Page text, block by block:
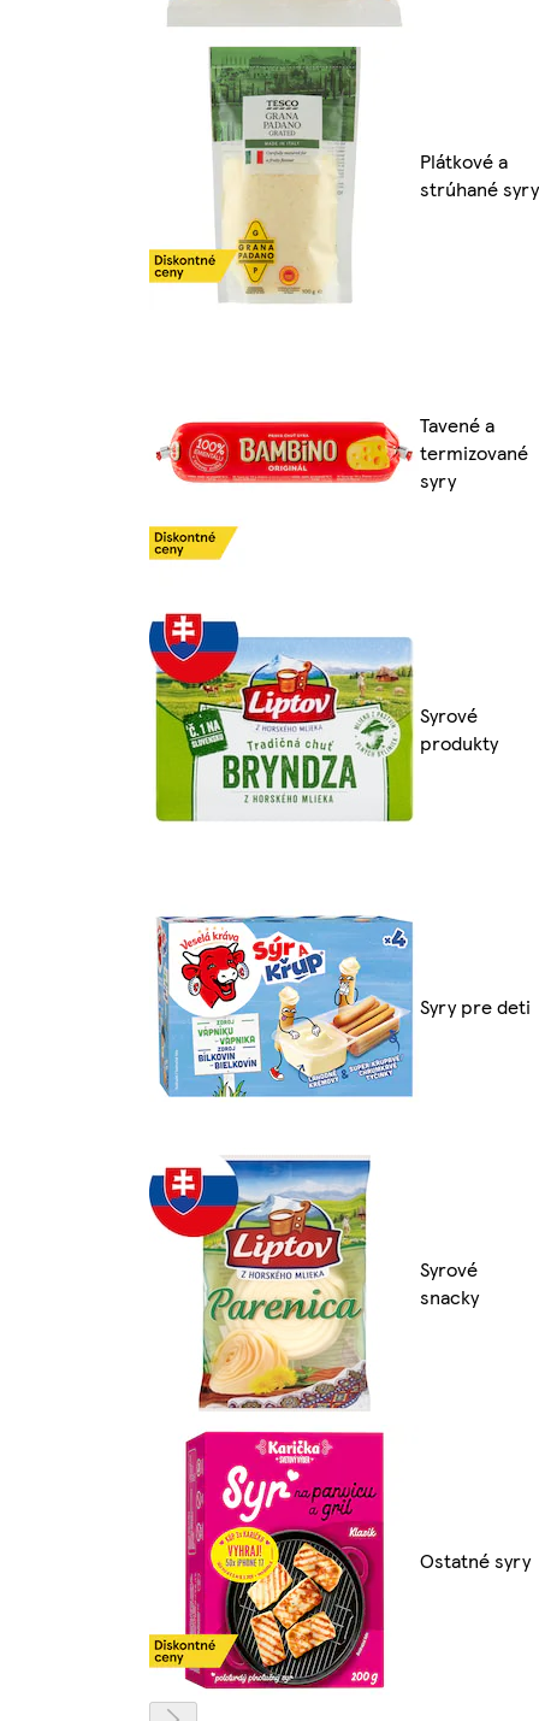
Plátkové a
strúhané syry
Tavené a
termizované
syry
Syrové
produkty
Syry pre deti
Syrové
snacky
Ostatné syry